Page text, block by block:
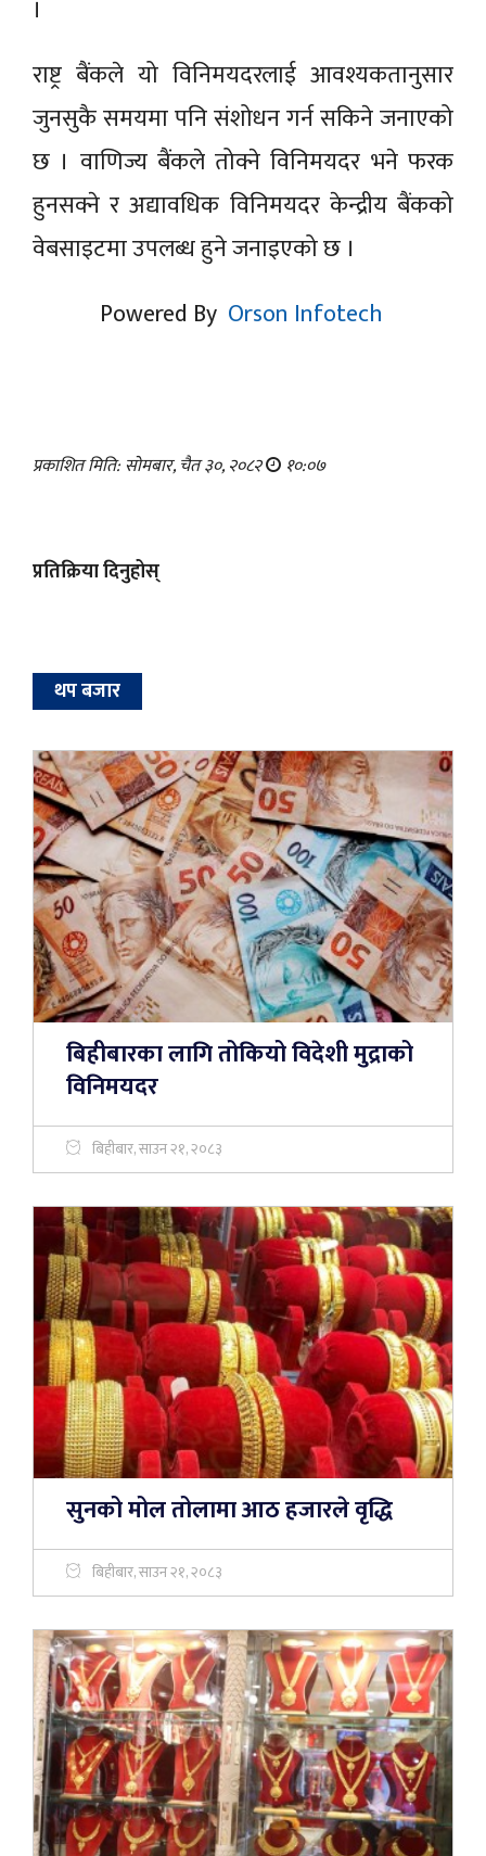
।
राष्ट्र बैंकले यो विनिमयदरलाई आवश्यकतानुसार
जुनसुकै समयमा पनि संशोधन गर्न सकिने जनाएको
छ । वाणिज्य बैंकले तोक्ने विनिमयदर भने फरक
हुनसक्ने र अद्यावधिक विनिमयदर केन्द्रीय बैंकको
वेबसाइटमा उपलब्ध हुने जनाइएको छ ।
Powered By Orson Infotech
प्रकाशित मिति: सोमबार, चैत ३०, २०८२ १०:०७
प्रतिक्रिया दिनुहोस्
थप बजार
बिहीबारका लागि तोकियो विदेशी मुद्राको
विनिमयदर
बिहीबार, साउन २१, २०८३
सुनको मोल तोलामा आठ हजारले वृद्धि
बिहीबार, साउन २१, २०८३